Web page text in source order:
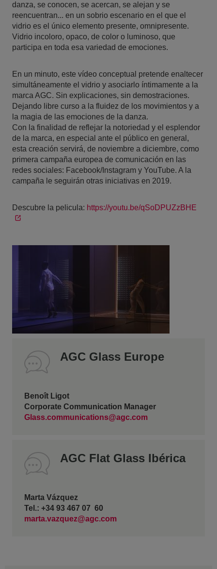
danza, se conocen, se acercan, se alejan y se
reencuentran... en un sobrio escenario en el que el
vidrio es el único elemento presente, omnipresente.
Vidrio incoloro, opaco, de color o luminoso, que
participa en toda esa variedad de emociones.
En un minuto, este vídeo conceptual pretende enaltecer
simultáneamente el vidrio y asociarlo íntimamente a la
marca AGC. Sin explicaciones, sin demostraciones.
Dejando libre curso a la fluidez de los movimientos y a
la magia de las emociones de la danza.
Con la finalidad de reflejar la notoriedad y el esplendor
de la marca, en especial ante el público en general,
esta creación servirá, de noviembre a diciembre, como
primera campaña europea de comunicación en las
redes sociales: Facebook/Instagram y YouTube. A la
campaña le seguirán otras iniciativas en 2019.
Descubre la pelicula: https://youtu.be/qSoDPUZzBHE
AGC Glass Europe
Benoît Ligot
Corporate Communication Manager
Glass.communications@agc.com
AGC Flat Glass Ibérica
Marta Vázquez
Tel.: +34 93 467 07 60
marta.vazquez@agc.com